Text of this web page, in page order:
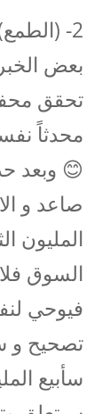
‏2-
بعض
محدثاً
😊 وبعد
صاعد و
المليون
السوق
فيوحي
تصحيح و
سأبيع